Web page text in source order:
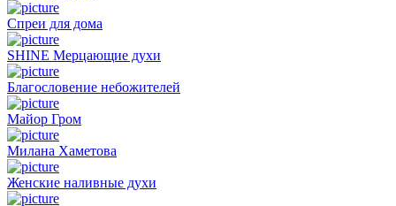
Спреи для дома
SHINE Мерцающие духи
Благословение небожителей
Майор Гром
Милана Хаметова
Женские наливные духи